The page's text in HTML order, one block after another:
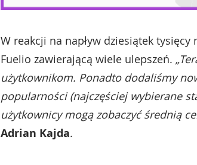
W reakcji na napływ dziesiątek
Fuelio zawierającą wiele ulepszeń.
użytkownikom. Ponadto dodaliśmy
popularności (najczęściej wybierane
użytkownicy mogą zobaczyć średnią
Adrian Kajda.